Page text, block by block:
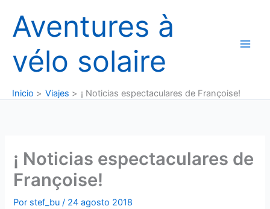
contenido
Aventures à
vélo solaire
Inicio Viajes ¡ Noticias espectaculares de Françoise!
¡ Noticias espectaculares de
Françoise!
Por stef_bu/ 24 agosto 2018